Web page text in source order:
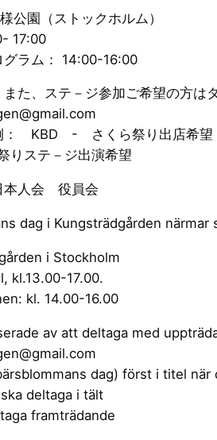
公園（ストックホルム）
17:00
グラム： 14:00-16:00
た、ステ－ジ参加ご希望の方は
： KBD - さくら祭り出店希
ステ－ジ出演希望
本人会 役員会
dag i Kungsträdgården närmar
i Stockholm
kl.13.00-17.00.
kl. 14.00-16.00
av att deltaga med
dag) först i titel
deltaga i tält
framträdande